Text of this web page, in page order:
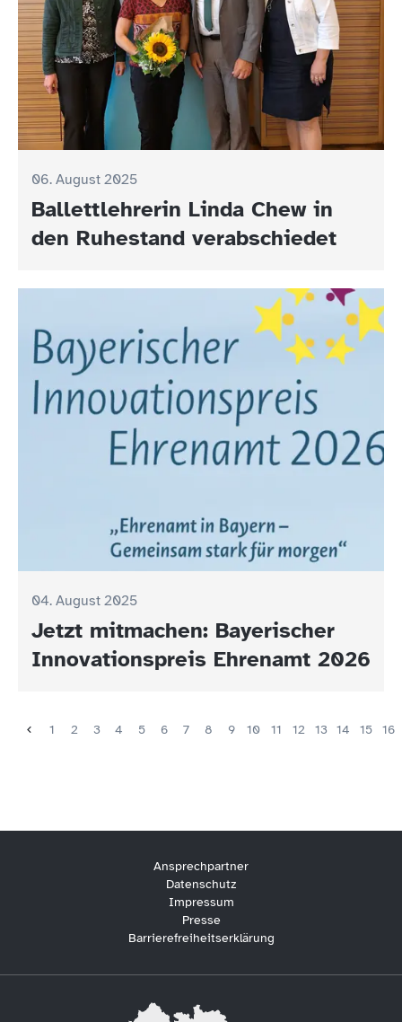
06. August 2025
Ballettlehrerin Linda Chew in
den Ruhestand verabschiedet
04. August 2025
Jetzt mitmachen: Bayerischer
Innovationspreis Ehrenamt 2026
1 2 3 4 5 6 7 8 9 10 11 12 13 14 15 16
Ansprechpartner
Datenschutz
Impressum
Presse
Barrierefreiheitserklärung